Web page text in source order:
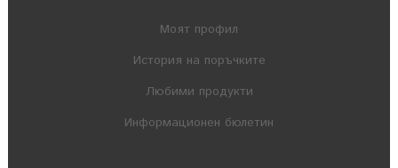
Моят профил
История на поръчките
Любими продукти
Информационен бюлетин